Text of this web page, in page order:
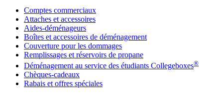
Comptes commerciaux
Attaches et accessoires
Aides-déménageurs
Boîtes et accessoires de déménagement
Couverture pour les dommages
Remplissages et réservoirs de propane
Déménagement au service des étudiants Collegeboxes®
Chèques-cadeaux
Rabais et offres spéciales